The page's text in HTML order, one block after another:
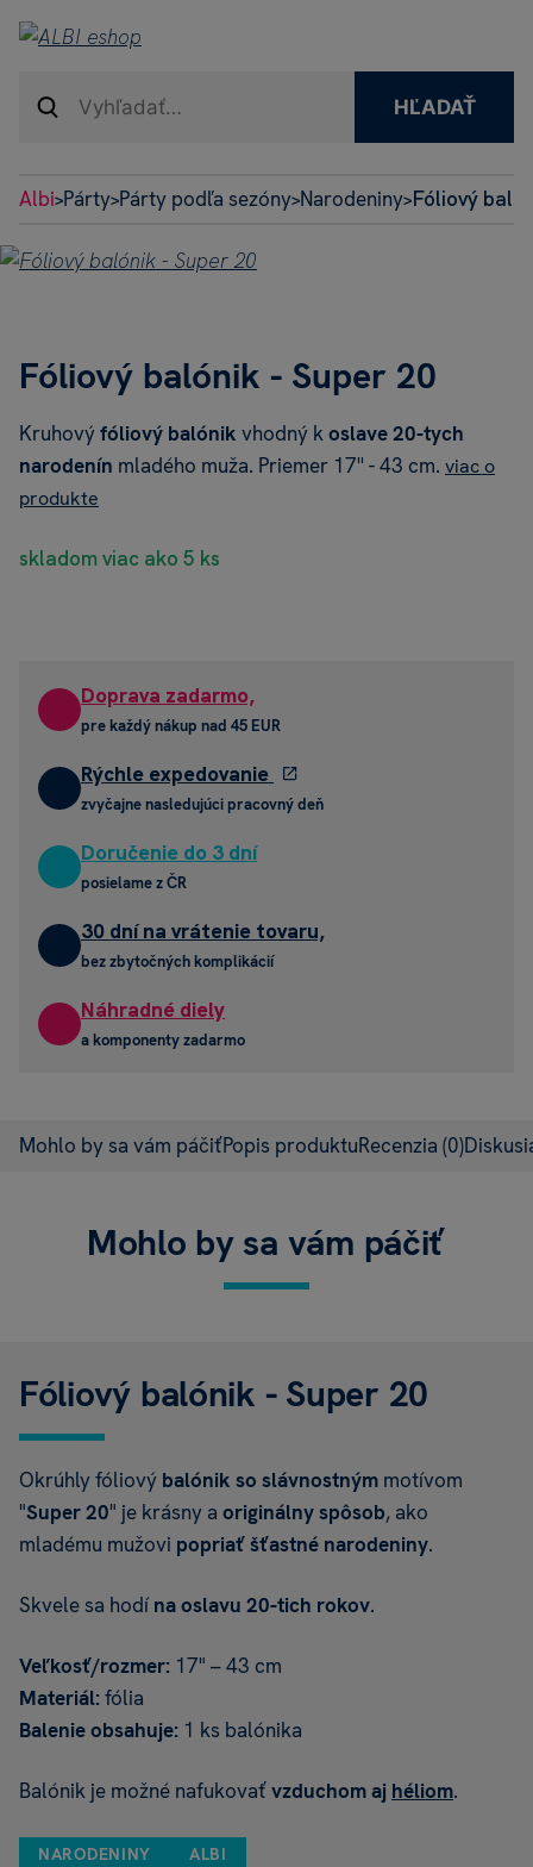
HĽADAŤ
Albi>Párty>Párty podľa sezóny>Narodeniny>Fóliový
Fóliový balónik - Super 20
Kruhovýfóliový balónik vhodný koslave 20-tych
narodenín mladého muža. Priemer 17'' - 43 cm. viac o
produkte
skladom viac ako 5 ks
Doprava zadarmo,
pre každý nákup nad 45 EUR
Rýchle expedovanie
zvyčajne nasledujúci pracovný deň
Doručenie do 3 dní
posielame z ČR
30 dní na vrátenie tovaru,
bez zbytočných komplikácií
Náhradné diely
a komponenty zadarmo
Mohlo by sa vám páčiťPopis produktuRecenzia (0)
Mohlo by sa vám páčiť
Fóliový balónik - Super 20
Okrúhly fóliový balónik so slávnostným motívom
"Super 20" je krásny a originálny spôsob, ako
mladému mužovi popriať šťastné narodeniny.
Skvele sa hodínaoslavu 20-tich rokov.
Veľkosť/rozmer: 17" – 43 cm
Materiál: fólia
Balenie obsahuje: 1 ks balónika
Balónik je možné nafukovaťvzduchom aj héliom.
NARODENINY ALBI